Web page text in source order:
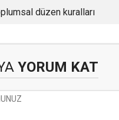
düzen kuralları
YORUM KAT